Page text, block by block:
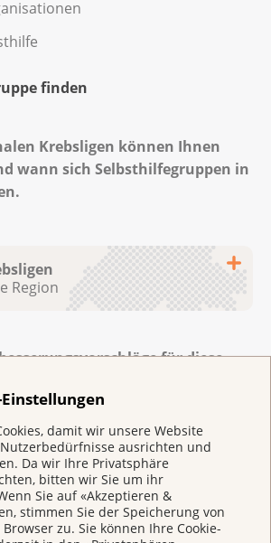
damit wir unsere Website
ausrichten und
Da wir Ihre Privatsphäre
bitten wir Sie um ihr
Sie auf «Akzeptieren &
stimmen Sie der Speicherung von
zu. Sie können Ihre Cookie-
finden
Krebsligen können Ihnen
wann sich Selbsthilfegruppen in
Region
contre le cancer
contre le cancer
für diese